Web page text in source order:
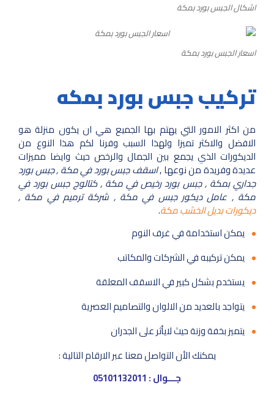
اشكال الجبس بورد بمكة
اسعار الجبس بورد بمكة
تركيب جبس بورد بمكه
من اكثر الامور التي يهتم بها الجميع هي ان يكون منزلة هو
الافضل والاكثر تميزا ولهذا السبب وفرنا لكم هذا النوع من
الديكورات الذي يجمع بين الجمال والرخص حيث وايضا مميزات
عديدة وفريدة من نوعها ,اسقف جبس بورد في مكة , جبس بورد
جداري بمكة , جبس بورد رخيص في مكة , كتالوج جبس بورد في
مكة , عامل ديكور جبس في مكة , شركة ترميم في مكة ,
ديكورات بديل الخشب مكة.
يمكن استخدامة في غرف النوم
يمكن تركيبه في الشركات والمكاتب
يستخدم بشكل كبير في الاسقف المعلقة
يتواجد بالعديد من الالوان والتصاميم العصرية
يتميز بخفة وزنة حيث لايأثر على الجدران
يمكنك الأن التواصل معنا عبر الارقام التالية :
جـــوال : 05101132011